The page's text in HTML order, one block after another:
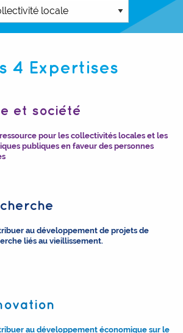
4 Expertises
et société
pour les collectivités locales et les
publiques en faveur des personnes
au développement de projets de
liés au vieillissement.
au développement économique sur le